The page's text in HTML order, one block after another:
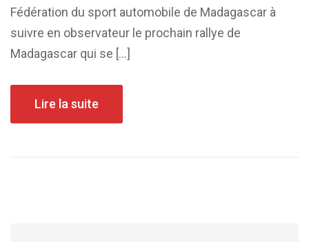
Fédération du sport automobile de Madagascar à
suivre en observateur le prochain rallye de
Madagascar qui se […]
Lire la suite